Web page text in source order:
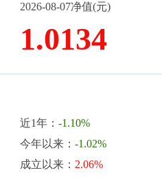
2026-08-07净值(元)
1.0134
近1年：-1.10%
今年以来：-1.02%
成立以来： 2.06%